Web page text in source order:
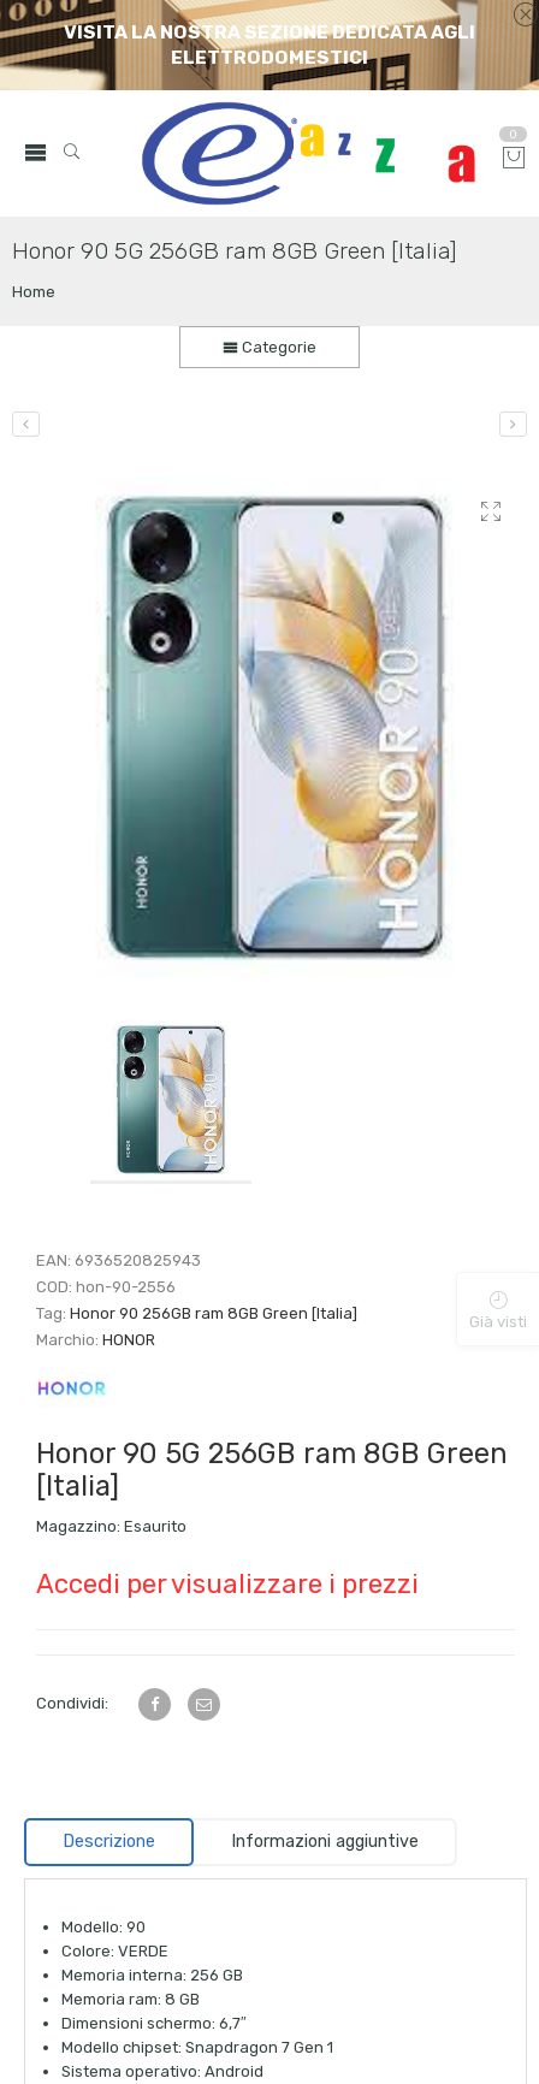
VISITA LA NOSTRA SEZIONE DEDICATA AGLI
ELETTRODOMESTICI
0
Honor 90 5G 256GB ram 8GB Green [Italia]
Home
Categorie
EAN: 6936520825943
COD:hon-90-2556
Tag:Honor 90 256GB ram 8GB Green [Italia]
Marchio:HONOR
Honor 90 5G 256GB ram 8GB Green
[Italia]
Magazzino: Esaurito
Accedi per visualizzare i prezzi
Condividi:
Descrizione Informazioni aggiuntive
Modello: 90
Colore: VERDE
Memoria interna: 256 GB
Memoria ram: 8 GB
Dimensioni schermo: 6,7″
Modello chipset: Snapdragon 7 Gen 1
Sistema operativo: Android
Già visti